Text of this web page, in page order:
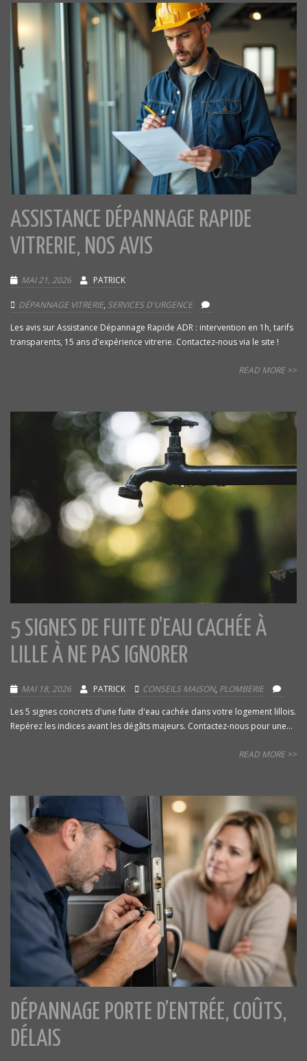
ASSISTANCE DÉPANNAGE RAPIDE
VITRERIE, NOS AVIS
MAI 21, 2026 PATRICK
DÉPANNAGE VITRERIE, SERVICES D'URGENCE
Les avis sur Assistance Dépannage Rapide ADR : intervention en 1h, tarifs
transparents, 15 ans d'expérience vitrerie. Contactez-nous via le site !
READ MORE >>
5 SIGNES DE FUITE D’EAU CACHÉE À
LILLE À NE PAS IGNORER
MAI 18, 2026 PATRICK CONSEILS MAISON, PLOMBERIE
Les 5 signes concrets d'une fuite d'eau cachée dans votre logement lillois.
Repérez les indices avant les dégâts majeurs. Contactez-nous pour une...
READ MORE >>
DÉPANNAGE PORTE D’ENTRÉE, COÛTS,
DÉLAIS